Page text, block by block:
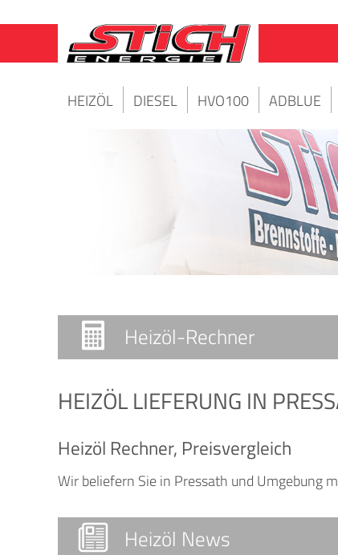
HEIZÖL DIESEL HVO100 ADBLUE
Heizöl-Rechner
HEIZÖL LIEFERUNG IN
Heizöl Rechner, Preisvergleich
Wir beliefern Sie in Pressath und Umgebung
Heizöl News